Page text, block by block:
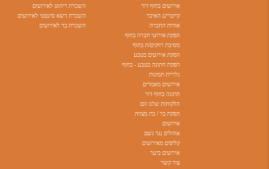
אירועים בחוף דור
קייטרינג האיכר
אודות החברה
הפקת אירועי חברה בחוף
מסיבת רווקים/ת בחוף
הפקת אירועים בטבע
הפקת חתונה בטבע - בחוף
גלריית תמונות
אירועים מאמרים
חתונה בחוף דור
הלקוחות שלנו הם
הפקת בר / בת מצווה
אירועים
אוהלים נגד גשם
קליפים מאירועים
אירועים ביער
צור קשר
השכרת ריהוט לאירועים
השכרת דשא סינטטי לאירועים
השכרת בר לאירועים